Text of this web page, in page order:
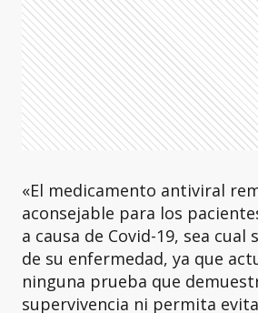
«El medicamento antiviral
aconsejable para los
a causa de Covid-19, sea cual
de su enfermedad, ya que
ninguna prueba que
supervivencia ni permita